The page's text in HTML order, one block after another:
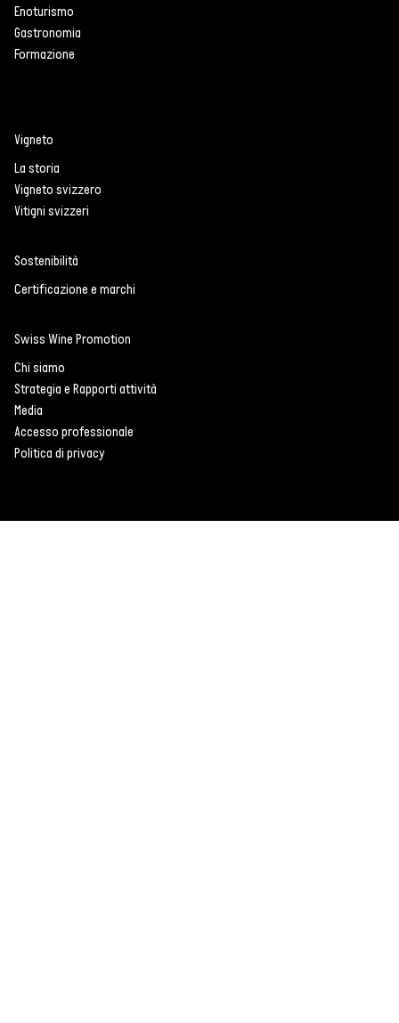
Enoturismo
Gastronomia
Formazione
Vigneto
La storia
Vigneto svizzero
Vitigni svizzeri
Sostenibilità
Certificazione e marchi
Swiss Wine Promotion
Chi siamo
Strategia e Rapporti attività
Media
Accesso professionale
Politica di privacy